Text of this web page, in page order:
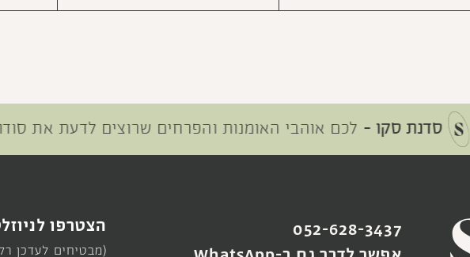
סדנת סקו -לכם אוהבי האומנות והפרחים שרוצים לדעת את סודות
052-628-3437
הצטרפו
(מבטיחים לעדכן